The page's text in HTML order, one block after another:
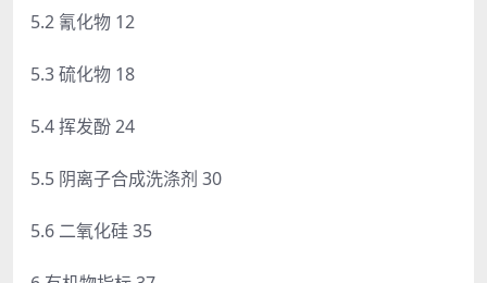
5.2 氰化物 12
5.3 硫化物 18
5.4 挥发酚 24
5.5 阴离子合成洗涤剂 30
5.6 二氧化硅 35